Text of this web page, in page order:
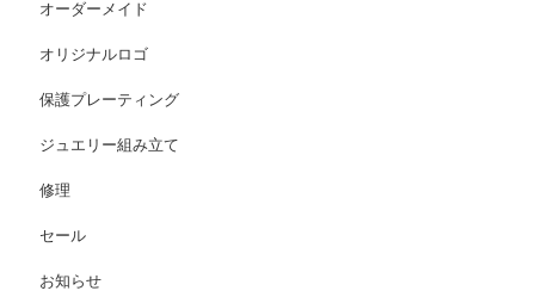
オーダーメイド
オリジナルロゴ
保護プレーティング
ジュエリー組み立て
修理
セール
お知らせ